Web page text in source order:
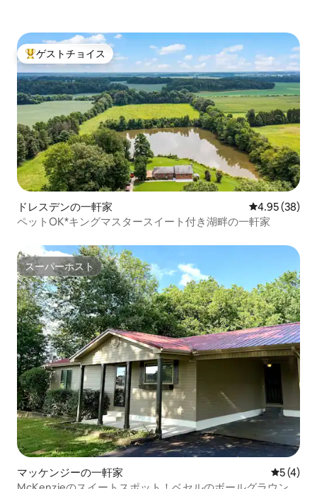
大好評のゲストチョイスです。
ゲストチョイス
ドレスデンの一軒家 レビュー38
4.95 (38)
ペットOK*キングマスタースイート付き湖畔の一軒家
スーパーホスト
スーパーホスト
マッケンジーの一軒家 レビュー
5 (4)